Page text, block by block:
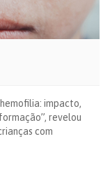
impacto,
revelou
com